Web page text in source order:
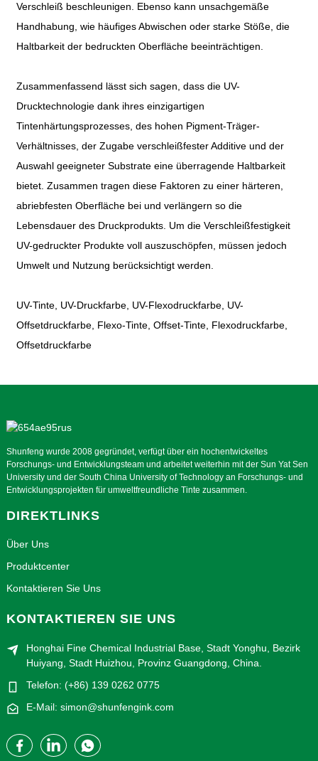
Verschleiß beschleunigen. Ebenso kann unsachgemäße
Handhabung, wie häufiges Abwischen oder starke Stöße, die
Haltbarkeit der bedruckten Oberfläche beeinträchtigen.
Zusammenfassend lässt sich sagen, dass die UV-
Drucktechnologie dank ihres einzigartigen
Tintenhärtungsprozesses, des hohen Pigment-Träger-
Verhältnisses, der Zugabe verschleißfester Additive und der
Auswahl geeigneter Substrate eine überragende Haltbarkeit
bietet. Zusammen tragen diese Faktoren zu einer härteren,
abriebfesten Oberfläche bei und verlängern so die
Lebensdauer des Druckprodukts. Um die Verschleißfestigkeit
UV-gedruckter Produkte voll auszuschöpfen, müssen jedoch
Umwelt und Nutzung berücksichtigt werden.
UV-Tinte, UV-Druckfarbe, UV-Flexodruckfarbe, UV-
Offsetdruckfarbe, Flexo-Tinte, Offset-Tinte, Flexodruckfarbe,
Offsetdruckfarbe
Shunfeng wurde 2008 gegründet, verfügt über ein hochentwickeltes
Forschungs- und Entwicklungsteam und arbeitet weiterhin mit der Sun Yat Sen
University und der South China University of Technology an Forschungs- und
Entwicklungsprojekten für umweltfreundliche Tinte zusammen.
DIREKTLINKS
Über Uns
Produktcenter
Kontaktieren Sie Uns
KONTAKTIEREN SIE UNS
Honghai Fine Chemical Industrial Base, Stadt Yonghu, Bezirk
Huiyang, Stadt Huizhou, Provinz Guangdong, China.
Telefon: (+86) 139 0262 0775
E-Mail: simon@shunfengink.com